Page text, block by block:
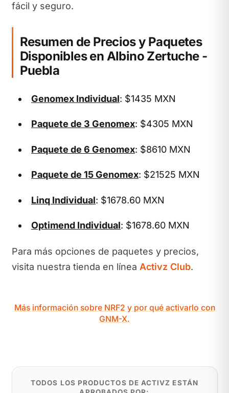
fácil y seguro.
Resumen de Precios y Paquetes
Disponibles en Albino Zertuche -
Puebla
Genomex Individual: $1435 MXN
Paquete de 3 Genomex: $4305 MXN
Paquete de 6 Genomex: $8610 MXN
Paquete de 15 Genomex: $21525 MXN
Linq Individual: $1678.60 MXN
Optimend Individual: $1678.60 MXN
Para más opciones de paquetes y precios,
visita nuestra tienda en línea Activz Club.
Más información sobre NRF2 y por qué activarlo con
GNM-X.
TODOS LOS PRODUCTOS DE ACTIVZ ESTÁN